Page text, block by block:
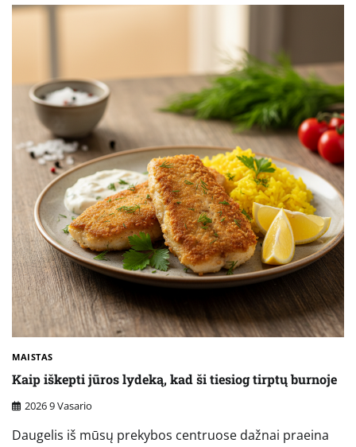
MAISTAS
Kaip iškepti jūros lydeką, kad ši tiesiog tirptų burnoje
2026 9 Vasario
Daugelis iš mūsų prekybos centruose dažnai praeina